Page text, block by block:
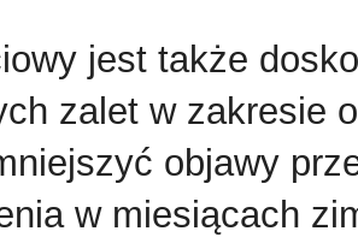
jest także
zalet w zakresie
objawy
w miesiącach